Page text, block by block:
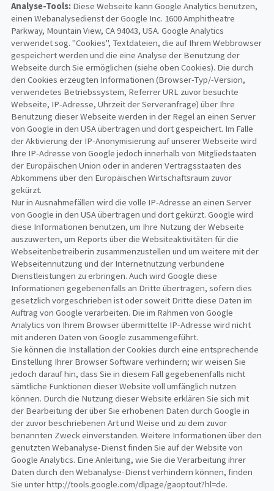
Analyse-Tools: Diese Webseite kann Google Analytics benutzen,
einen Webanalysedienst der Google Inc. 1600 Amphitheatre
Parkway, Mountain View, CA 94043, USA. Google Analytics
verwendet sog. "Cookies", Textdateien, die auf Ihrem Webbrowser
gespeichert werden und die eine Analyse der Benutzung der
Webseite durch Sie ermöglichen (siehe oben Cookies). Die durch
den Cookies erzeugten Informationen (Browser-Typ/-Version,
verwendetes Betriebssystem, Referrer URL zuvor besuchte
Webseite, IP-Adresse, Uhrzeit der Serveranfrage) über Ihre
Benutzung dieser Webseite werden in der Regel an einen Server
von Google in den USA übertragen und dort gespeichert. Im Falle
der Aktivierung der IP-Anonymisierung auf unserer Webseite wird
Ihre IP-Adresse von Google jedoch innerhalb von Mitgliedstaaten
der Europäischen Union oder in anderen Vertragsstaaten des
Abkommens über den Europäischen Wirtschaftsraum zuvor
gekürzt.
Nur in Ausnahmefällen wird die volle IP-Adresse an einen Server
von Google in den USA übertragen und dort gekürzt. Google wird
diese Informationen benutzen, um Ihre Nutzung der Webseite
auszuwerten, um Reports über die Websiteaktivitäten für die
Webseitenbetreiberin zusammenzustellen und um weitere mit der
Webseitennutzung und der Internetnutzung verbundene
Dienstleistungen zu erbringen. Auch wird Google diese
Informationen gegebenenfalls an Dritte übertragen, sofern dies
gesetzlich vorgeschrieben ist oder soweit Dritte diese Daten im
Auftrag von Google verarbeiten. Die im Rahmen von Google
Analytics von Ihrem Browser übermittelte IP-Adresse wird nicht
mit anderen Daten von Google zusammengeführt.
Sie können die Installation der Cookies durch eine entsprechende
Einstellung Ihrer Browser Software verhindern; wir weisen Sie
jedoch darauf hin, dass Sie in diesem Fall gegebenenfalls nicht
sämtliche Funktionen dieser Website voll umfänglich nutzen
können. Durch die Nutzung dieser Website erklären Sie sich mit
der Bearbeitung der über Sie erhobenen Daten durch Google in
der zuvor beschriebenen Art und Weise und zu dem zuvor
benannten Zweck einverstanden. Weitere Informationen über den
genutzten Webanalyse-Dienst finden Sie auf der Website von
Google Analytics. Eine Anleitung, wie Sie die Verarbeitung ihrer
Daten durch den Webanalyse-Dienst verhindern können, finden
Sie unter http://tools.google.com/dlpage/gaoptout?hl=de.